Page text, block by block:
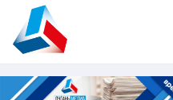
content